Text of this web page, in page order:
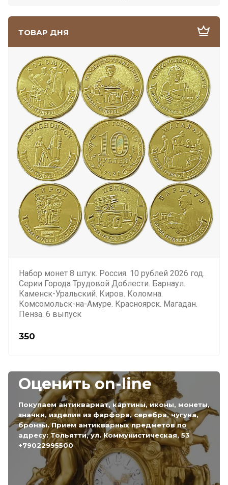
ТОВАР ДНЯ
Набор монет 8 штук. Россия. 10 рублей 2026 год.
Серии Города Трудовой Доблести. Барнаул.
Каменск-Уральский. Киров. Коломна.
Комсомольск-на-Амуре. Красноярск. Магадан.
Пенза. 6 выпуск
350
Оценить on-line
Покупаем антиквариат, картины, иконы, монеты,
значки, изделия из фарфора, серебра, чугуна,
бронзы. Прием антикварных предметов по
адресу: Тольятти, ул. Коммунистическая, 53
+79022995500